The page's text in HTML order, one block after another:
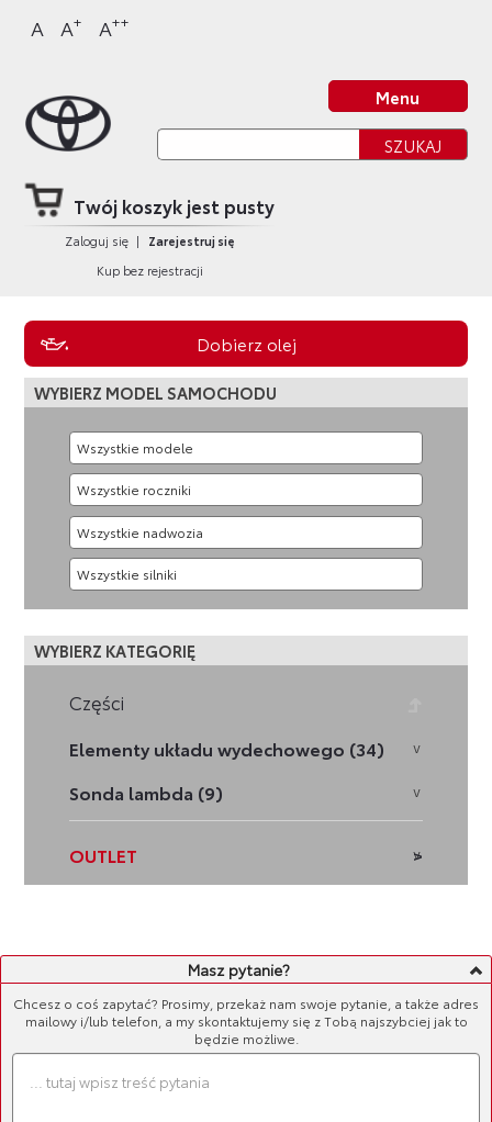
Sklep Toyota
do
nagłówka
do
bocznego
do
głównej
do
stopki
A A+ A++
Menu
Twój koszyk jest pusty
Zaloguj się |
Zarejestruj się
Kup bez rejestracji
Dobierz olej
WYBIERZ MODEL SAMOCHODU
WYBIERZ KATEGORIĘ
Części
Elementy układu wydechowego (34)
Sonda lambda (9)
OUTLET
Strona główna»Części
Sortuj
Masz pytanie?
Chcesz o coś zapytać? Prosimy, przekaż nam swoje pytanie, a także adres
mailowy i/lub telefon, a my skontaktujemy się z Tobą najszybciej jak to
będzie możliwe.